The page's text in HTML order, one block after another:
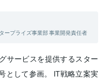
ープライズ事業部 事業開発責任者
サービスを提供するスター
として参画。 IT戦略立案実